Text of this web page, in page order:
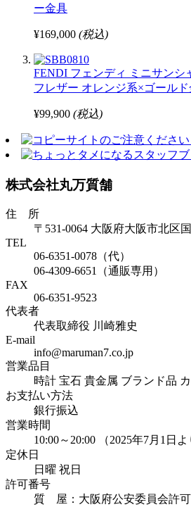
ー金具
¥169,000 (税込)
FENDI フェンディ ミニサンシ
フレザー オレンジ系×ゴール
¥99,900 (税込)
株式会社丸万質舗
住 所
〒531-0064 大阪府大阪市北区
TEL
06-6351-0078（代）
06-4309-6651（通販専用）
FAX
06-6351-9523
代表者
代表取締役 川崎雅史
E-mail
info@maruman7.co.jp
営業品目
時計 宝石 貴金属 ブランド品
お支払い方法
銀行振込
営業時間
10:00～20:00 （2025年7月1日よ
定休日
日曜 祝日
許可番号
質 屋：大阪府公安委員会許可